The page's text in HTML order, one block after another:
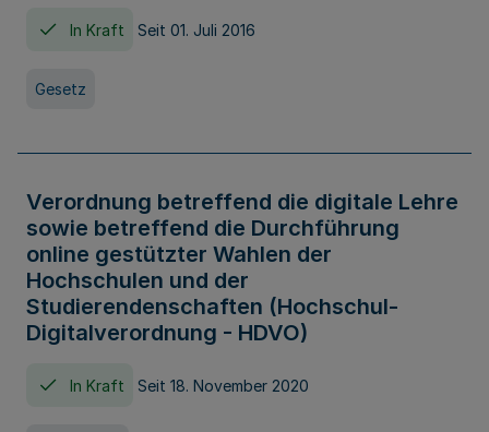
In Kraft Seit 01. Juli 2016
Gesetz
Verordnung betreffend die digitale Lehre
sowie betreffend die Durchführung
online gestützter Wahlen der
Hochschulen und der
Studierendenschaften (Hochschul-
Digitalverordnung - HDVO)
In Kraft Seit 18. November 2020